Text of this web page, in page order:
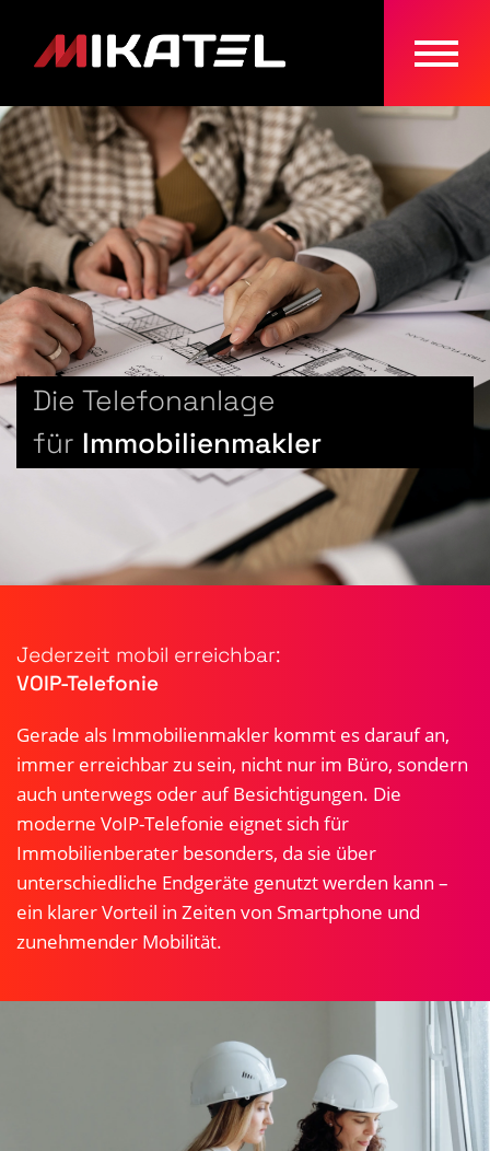
ein-/
Die Telefonanlage
für Immobilienmakler
Jederzeit mobil erreichbar:
VOIP-Telefonie
Gerade als Immobilienmakler kommt es darauf an,
immer erreichbar zu sein, nicht nur im Büro, sondern
auch unterwegs oder auf Besichtigungen. Die
moderne VoIP-Telefonie eignet sich für
Immobilienberater besonders, da sie über
unterschiedliche Endgeräte genutzt werden kann –
ein klarer Vorteil in Zeiten von Smartphone und
zunehmender Mobilität.